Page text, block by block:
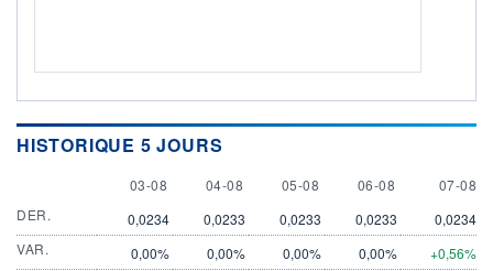
HISTORIQUE 5 JOURS
3 AUGUST
03-08 4 AUGUST
04-08 5 AUGUST
05-08 6 AUGUST
06-08 7
07-08
DER.
0,0234 0,0233 0,0233 0,0233
0,0234
VAR.
0,00% 0,00% 0,00% 0,00%
+0,56%